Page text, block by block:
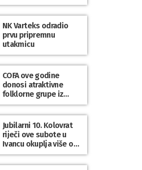
NK Varteks odradio
prvu pripremnu
utakmicu
COFA ove godine
donosi atraktivne
folklorne grupe iz
Poljske, Škotske, Litve
i Uskršnjih otoka
Jubilarni 10. Kolovrat
riječi ove subote u
Ivancu okuplja više od
50 pjesnika